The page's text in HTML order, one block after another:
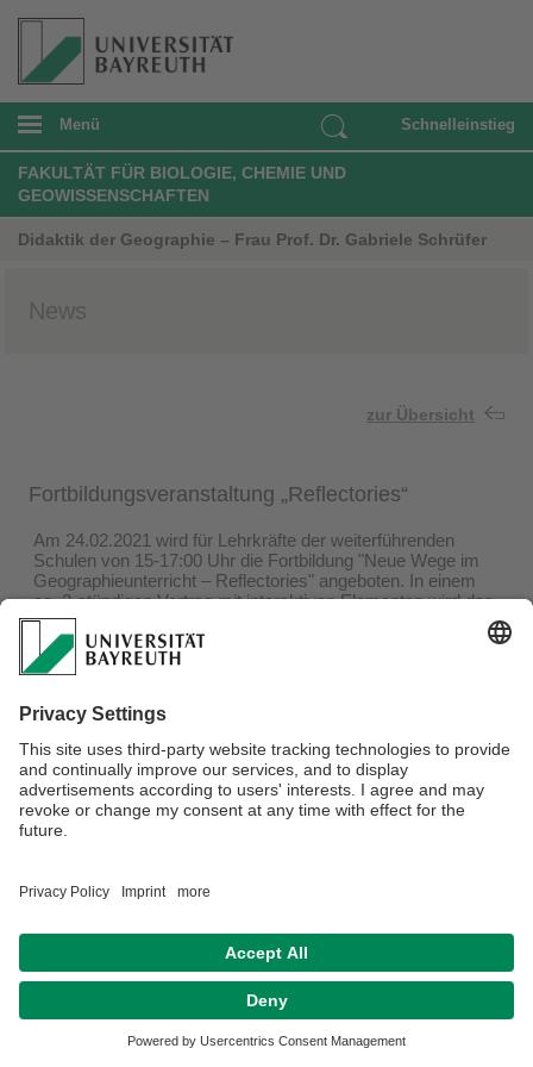
Menü Schnelleinstieg
FAKULTÄT FÜR BIOLOGIE, CHEMIE UND
GEOWISSENSCHAFTEN
Didaktik der Geographie – Frau Prof. Dr. Gabriele Schrüfer
News
zur Übersicht
Fortbildungsveranstaltung „Reflectories“
Am 24.02.2021 wird für Lehrkräfte der weiterführenden
Schulen von 15-17:00 Uhr die Fortbildung "Neue Wege im
Geographieunterricht – Reflectories" angeboten. In einem
ca. 2-stündigen Vortrag mit interaktiven Elementen wird das
Online-Lerntool „Reflectories“ vorgestellt, ausprobiert und
diskutiert. Das Tool bietet Möglichkeiten, Kompetenzen
Globalen Lernens/einer Bildung für nachhaltige Entwicklung
zu fördern.
Weitere Informationen
Anmeldung bitte beiKati.barthmann@uni-bayreuth.de
Barrierefreiheitserklärung